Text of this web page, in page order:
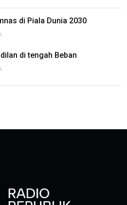
di Piala Dunia 2030
di tengah Beban